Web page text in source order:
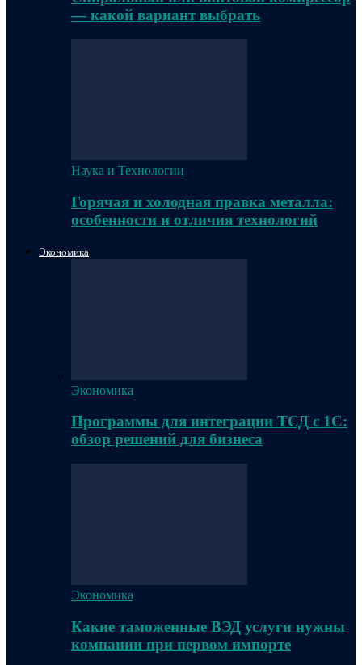
— какой вариант выбрать
Наука и Технологии
Горячая и холодная правка металла:
особенности и отличия технологий
Экономика
Экономика
Программы для интеграции ТСД с 1С:
обзор решений для бизнеса
Экономика
Какие таможенные ВЭД услуги нужны
компании при первом импорте